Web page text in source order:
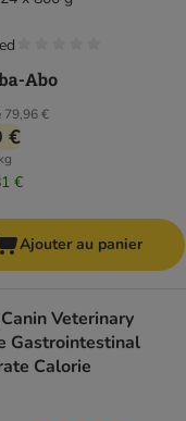
79,96 €
€
€
Ajouter au panier
Veterinary
Gastrointestinal
Calorie